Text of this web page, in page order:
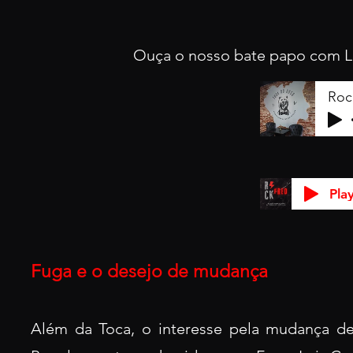
Ouça o nosso bate papo com
Fuga e o desejo de mudança
Além da Toca, o interesse pela mudança